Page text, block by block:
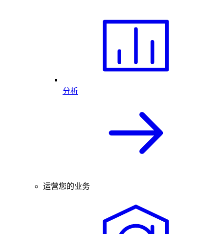
分析
运营您的业务